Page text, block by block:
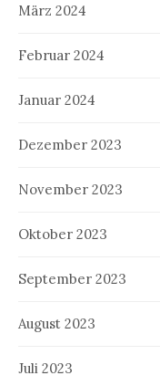
März 2024
Februar 2024
Januar 2024
Dezember 2023
November 2023
Oktober 2023
September 2023
August 2023
Juli 2023